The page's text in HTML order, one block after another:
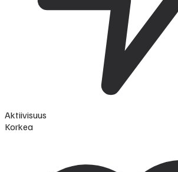
Aktiivisuus
Korkea